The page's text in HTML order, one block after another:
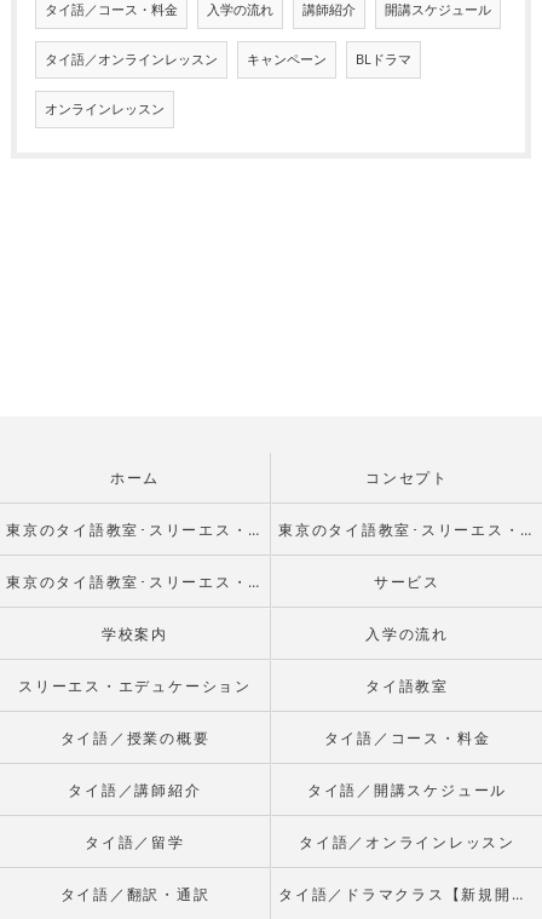
タイ語／コース・料金 入学の流れ 講師紹介 開講スケジュール
タイ語／オンラインレッスン キャンペーン BLドラマ
オンラインレッスン
ホーム コンセプト
東京のタイ語教室･スリーエス・エデュケーションの口コミ情報 東京のタイ語教室･スリーエス・エデュケーションの評判
東京のタイ語教室･スリーエス・エデュケーションのお客様の声 サービス
学校案内 入学の流れ
スリーエス・エデュケーション タイ語教室
タイ語／授業の概要 タイ語／コース・料金
タイ語／講師紹介 タイ語／開講スケジュール
タイ語／留学 タイ語／オンラインレッスン
タイ語／翻訳・通訳 タイ語／ドラマクラス【新規開校】